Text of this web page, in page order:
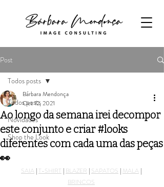
Post
Todos posts
Novidades
Shop the Look
Todos posts
Ao longo da semana irei decompor
este conjunto e criar #looks
diferentes com cada uma das peças
👀
Bárbara Mendonça
Oct 12, 2021
SAIA | T-SHIRT | BLAZER | SAPATOS | MALA |
BRINCOS